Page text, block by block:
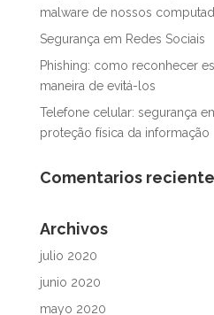
malware de nossos
Segurança em Redes Sociais
Phishing: como reconhecer
maneira de evitá-los
Telefone celular: segurança
proteção física da informação
Comentarios
Archivos
julio 2020
junio 2020
mayo 2020